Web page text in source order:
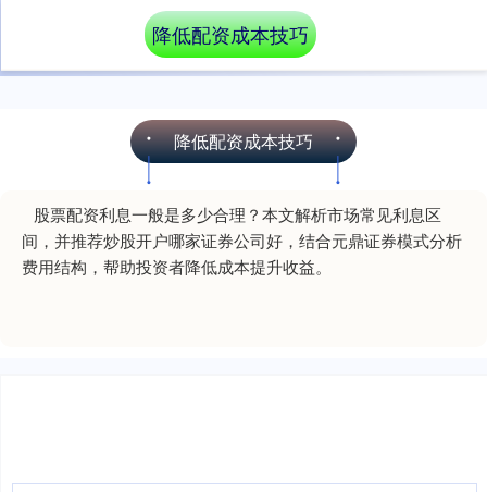
降低配资成本技巧
股票配资利息一般是多少合理？本文解析市场常见利息区
间，并推荐炒股开户哪家证券公司好，结合元鼎证券模式分析
费用结构，帮助投资者降低成本提升收益。
降低配资成本技巧